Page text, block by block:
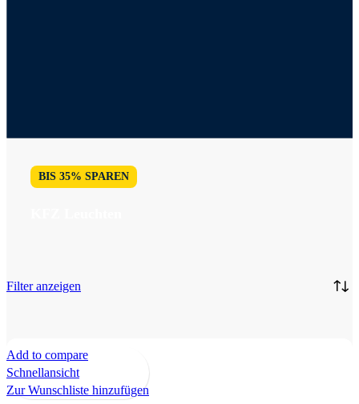
BIS 35% SPAREN
Filter anzeigen
Add to compare
Schnellansicht
Zur Wunschliste hinzufügen